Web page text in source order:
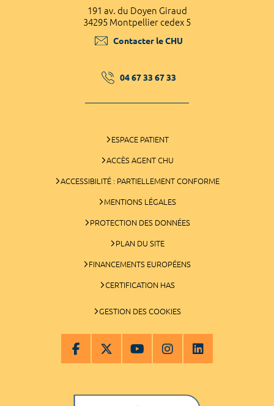
191 av. du Doyen Giraud
34295 Montpellier cedex 5
Contacter le CHU
04 67 33 67 33
ESPACE PATIENT
ACCÈS AGENT CHU
ACCESSIBILITÉ : PARTIELLEMENT CONFORME
MENTIONS LÉGALES
PROTECTION DES DONNÉES
PLAN DU SITE
FINANCEMENTS EUROPÉENS
CERTIFICATION HAS
GESTION DES COOKIES